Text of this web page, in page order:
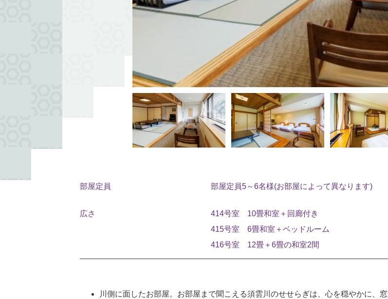
部屋定員 部屋定員5～6名様(お部屋によって異なります)
広さ
414号室 10畳和室＋回廊付き
415号室 6畳和室＋ベッドルーム
416号室 12畳＋6畳の和室2間
川側に面したお部屋。お部屋まで聞こえる須雲川のせせらぎは、心を穏やかに、